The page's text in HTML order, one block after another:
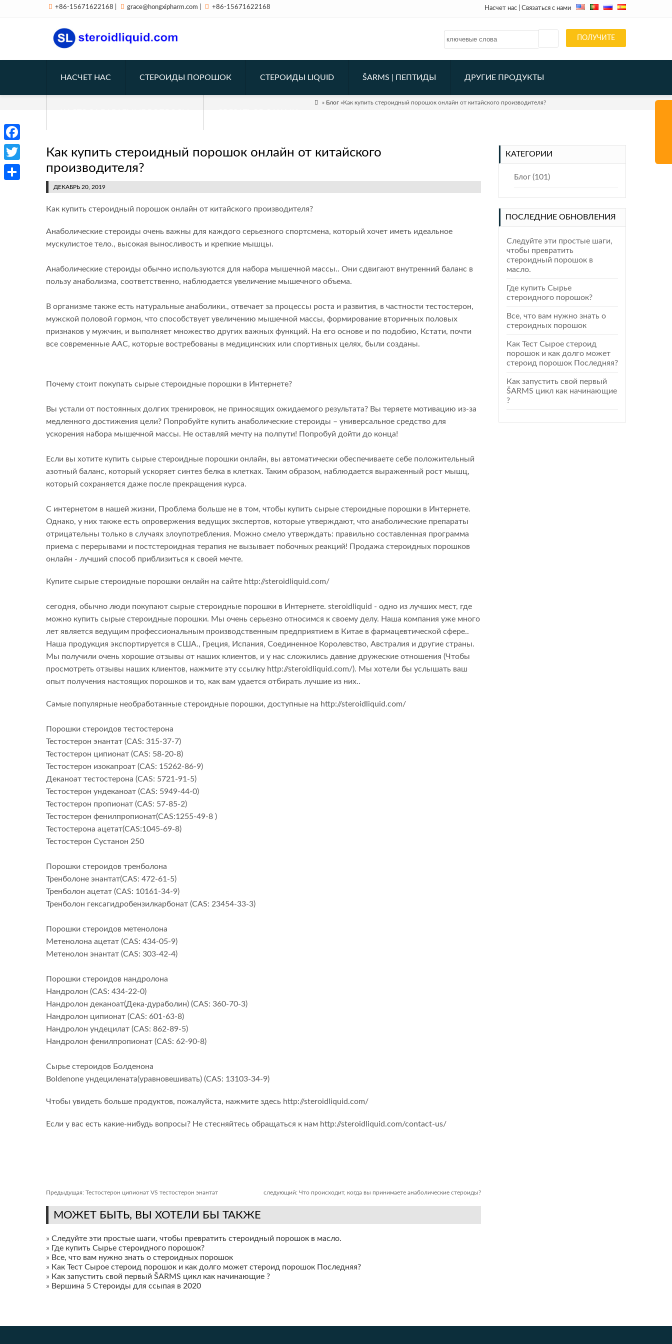
 +86-15671622168  grace@hongxipharm.com  +86-15671622168 Насчет нас |Связаться с нами
ПОЛУЧИТЕ
НАСЧЕТ НАС СТЕРОИДЫ ПОРОШОК СТЕРОИДЫ LIQUID ŠARMS | ПЕПТИДЫ ДРУГИЕ ПРОДУКТЫ
 » Блог»Как купить стероидный порошок онлайн от китайского производителя?
Как купить стероидный порошок онлайн от китайского
производителя?
ДЕКАБРЬ 20, 2019
Как купить стероидный порошок онлайн от китайского производителя?
Анаболические стероиды очень важны для каждого серьезного спортсмена, который хочет иметь идеальное
мускулистое тело., высокая выносливость и крепкие мышцы.
Анаболические стероиды обычно используются для набора мышечной массы.. Они сдвигают внутренний баланс в
пользу анаболизма, соответственно, наблюдается увеличение мышечного объема.
В организме также есть натуральные анаболики., отвечает за процессы роста и развития, в частности тестостерон,
мужской половой гормон, что способствует увеличению мышечной массы, формирование вторичных половых
признаков у мужчин, и выполняет множество других важных функций. На его основе и по подобию, Кстати, почти
все современные ААС, которые востребованы в медицинских или спортивных целях, были созданы.
Почему стоит покупать сырые стероидные порошки в Интернете?
Вы устали от постоянных долгих тренировок, не приносящих ожидаемого результата? Вы теряете мотивацию из-за
медленного достижения цели? Попробуйте купить анаболические стероиды – универсальное средство для
ускорения набора мышечной массы. Не оставляй мечту на полпути! Попробуй дойти до конца!
Если вы хотите купить сырые стероидные порошки онлайн, вы автоматически обеспечиваете себе положительный
азотный баланс, который ускоряет синтез белка в клетках. Таким образом, наблюдается выраженный рост мышц,
который сохраняется даже после прекращения курса.
С интернетом в нашей жизни, Проблема больше не в том, чтобы купить сырые стероидные порошки в Интернете.
Однако, у них также есть опровержения ведущих экспертов, которые утверждают, что анаболические препараты
отрицательны только в случаях злоупотребления. Можно смело утверждать: правильно составленная программа
приема с перерывами и постстероидная терапия не вызывает побочных реакций! Продажа стероидных порошков
онлайн - лучший способ приблизиться к своей мечте.
Купите сырые стероидные порошки онлайн на сайте http://steroidliquid.com/
сегодня, обычно люди покупают сырые стероидные порошки в Интернете. steroidliquid - одно из лучших мест, где
можно купить сырые стероидные порошки. Мы очень серьезно относимся к своему делу. Наша компания уже много
лет является ведущим профессиональным производственным предприятием в Китае в фармацевтической сфере..
Наша продукция экспортируется в США., Греция, Испания, Соединенное Королевство, Австралия и другие страны.
Мы получили очень хорошие отзывы от наших клиентов, и у нас сложились давние дружеские отношения (Чтобы
просмотреть отзывы наших клиентов, нажмите эту ссылку http://steroidliquid.com/). Мы хотели бы услышать ваш
опыт получения настоящих порошков и то, как вам удается отбирать лучшие из них..
Самые популярные необработанные стероидные порошки, доступные на http://steroidliquid.com/
Порошки стероидов тестостерона
Тестостерон энантат (CAS: 315-37-7)
Тестостерон ципионат (CAS: 58-20-8)
Тестостерон изокапроат (CAS: 15262-86-9)
Деканоат тестостерона (CAS: 5721-91-5)
Тестостерон ундеканоат (CAS: 5949-44-0)
Тестостерон пропионат (CAS: 57-85-2)
Тестостерон фенилпропионат(CAS:1255-49-8 )
Тестостерона ацетат(CAS:1045-69-8)
Тестостерон Сустанон 250
Порошки стероидов тренболона
Тренболоне энантат(CAS: 472-61-5)
Тренболон ацетат (CAS: 10161-34-9)
Тренболон гексагидробензилкарбонат (CAS: 23454-33-3)
Порошки стероидов метенолона
Метенолона ацетат (CAS: 434-05-9)
Метенолон энантат (CAS: 303-42-4)
Порошки стероидов нандролона
Нандролон (CAS: 434-22-0)
Нандролон деканоат(Дека-дураболин) (CAS: 360-70-3)
Нандролон ципионат (CAS: 601-63-8)
Нандролон ундецилат (CAS: 862-89-5)
Нандролон фенилпропионат (CAS: 62-90-8)
Сырье стероидов Болденона
Boldenone ундецилената(уравновешивать) (CAS: 13103-34-9)
Чтобы увидеть больше продуктов, пожалуйста, нажмите здесь http://steroidliquid.com/
Если у вас есть какие-нибудь вопросы? Не стесняйтесь обращаться к нам http://steroidliquid.com/contact-us/
Предыдущая: Тестостерон ципионат VS тестостерон энантат следующий: Что происходит, когда вы принимаете анаболические стероиды?
МОЖЕТ БЫТЬ, ВЫ ХОТЕЛИ БЫ ТАКЖЕ
» Следуйте эти простые шаги, чтобы превратить стероидный порошок в масло.
» Где купить Сырье стероидного порошок?
» Все, что вам нужно знать о стероидных порошок
» Как Тест Сырое стероид порошок и как долго может стероид порошок Последняя?
» Как запустить свой первый ŠARMS цикл как начинающие ?
» Вершина 5 Стероиды для ссыпая в 2020
КАТЕГОРИИ
Блог(101)
ПОСЛЕДНИЕ ОБНОВЛЕНИЯ
Следуйте эти простые шаги,
чтобы превратить
стероидный порошок в
масло.
Где купить Сырье
стероидного порошок?
Все, что вам нужно знать о
стероидных порошок
Как Тест Сырое стероид
порошок и как долго может
стероид порошок Последняя?
Как запустить свой первый
ŠARMS цикл как начинающие
?
Facebook
Twitter